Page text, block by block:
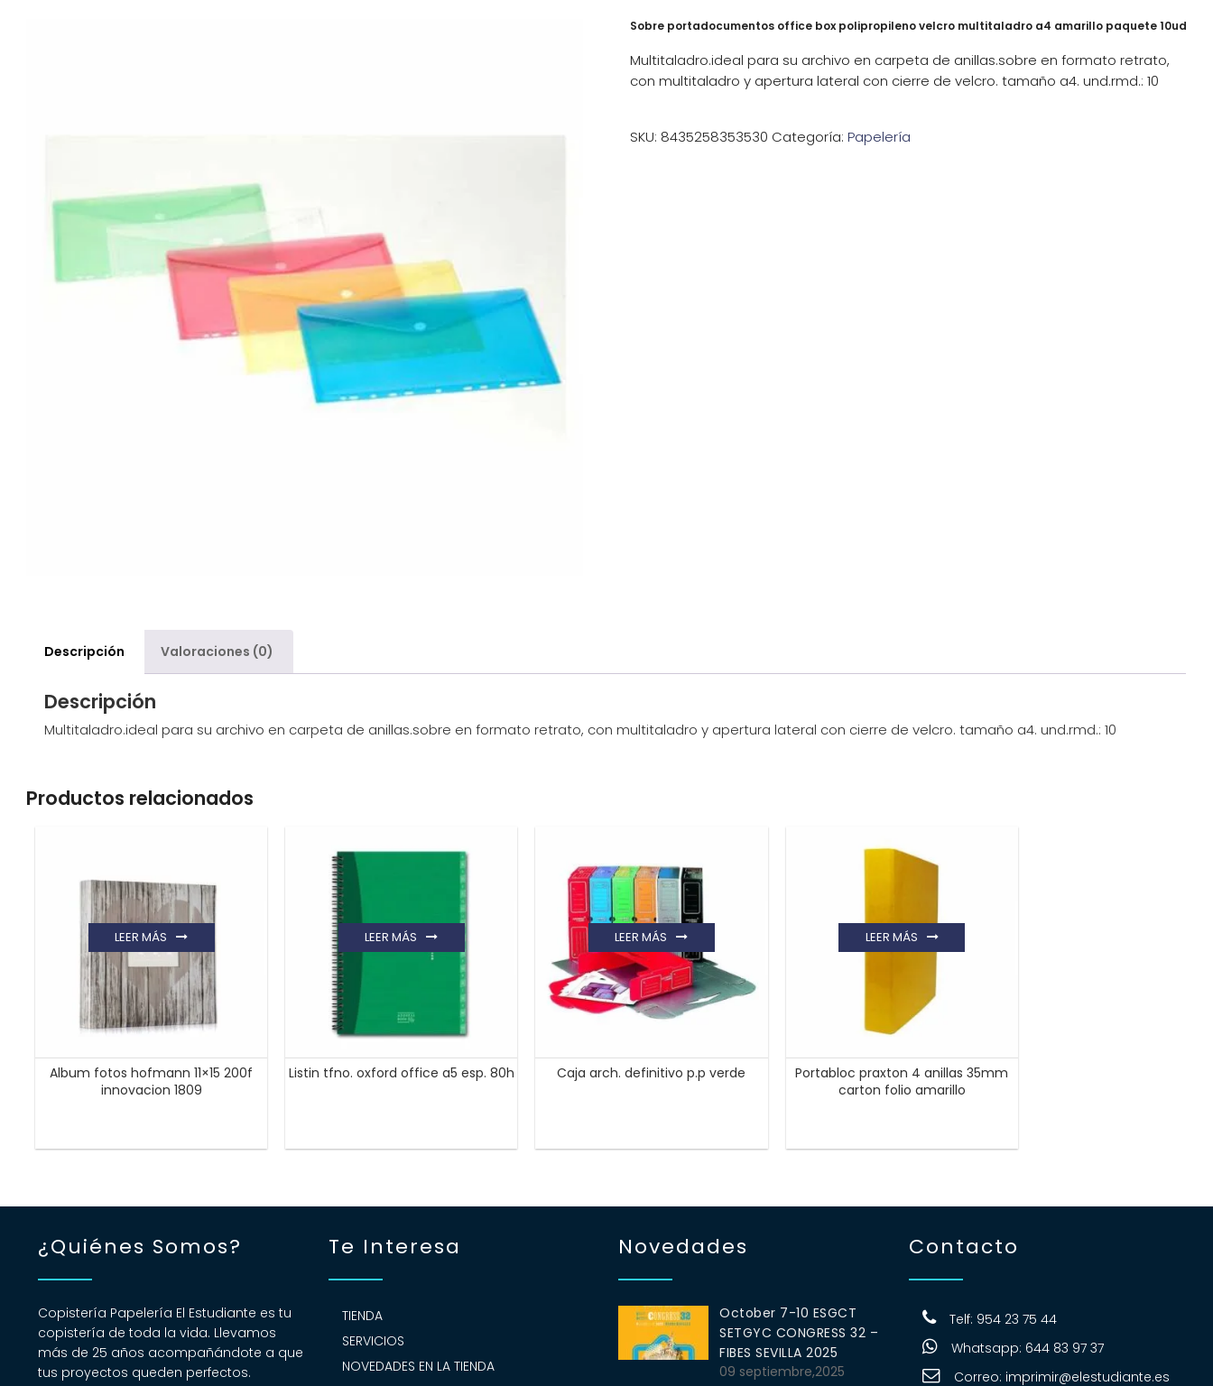
Sobre portadocumentos office box polipropileno velcro multitaladro a4 amarillo paquete 10ud
Multitaladro.ideal para su archivo en carpeta de anillas.sobre en formato retrato,
con multitaladro y apertura lateral con cierre de velcro. tamaño a4. und.rmd.: 10
SKU: 8435258353530 Categoría: Papelería
Descripción Valoraciones (0)
Descripción
Multitaladro.ideal para su archivo en carpeta de anillas.sobre en formato retrato, con multitaladro y apertura lateral con cierre de velcro. tamaño a4. und.rmd.: 10
Productos relacionados
Album fotos hofmann 11×15 200f
innovacion 1809
LEER MÁS
Listin tfno. oxford office a5 esp. 80h
LEER MÁS
Caja arch. definitivo p.p verde
LEER MÁS
Portabloc praxton 4 anillas 35mm
carton folio amarillo
LEER MÁS
¿Quiénes Somos?
Copistería Papelería El Estudiante es tu
copistería de toda la vida. Llevamos
más de 25 años acompañándote a que
tus proyectos queden perfectos.
Te Interesa
TIENDA
SERVICIOS
NOVEDADES EN LA TIENDA
Novedades
October 7-10 ESGCT
SETGYC CONGRESS 32 –
FIBES SEVILLA 2025
09 septiembre,2025
Contacto
Telf: 954 23 75 44
Whatsapp: 644 83 97 37
Correo: imprimir@elestudiante.es